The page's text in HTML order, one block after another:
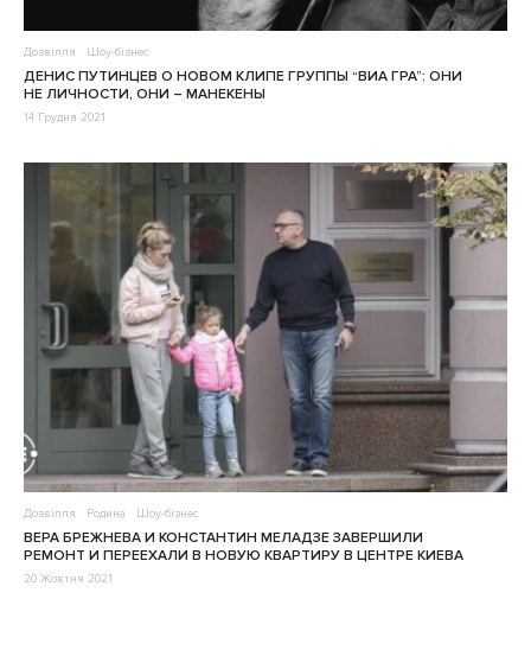
Дозвілля Шоу-бізнес
ДЕНИС ПУТИНЦЕВ О НОВОМ КЛИПЕ ГРУППЫ “ВИА ГРА”: ОНИ
НЕ ЛИЧНОСТИ, ОНИ – МАНЕКЕНЫ
14 Грудня 2021
Дозвілля Родина Шоу-бізнес
ВЕРА БРЕЖНЕВА И КОНСТАНТИН МЕЛАДЗЕ ЗАВЕРШИЛИ
РЕМОНТ И ПЕРЕЕХАЛИ В НОВУЮ КВАРТИРУ В ЦЕНТРЕ КИЕВА
20 Жовтня 2021